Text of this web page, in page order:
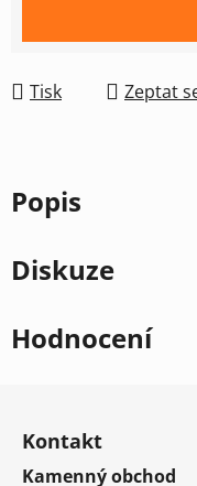
Tisk Zeptat
Popis
Diskuze
Hodnocení
Kontakt
Kamenný obchod